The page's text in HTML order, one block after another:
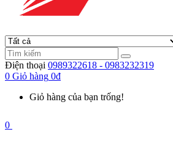
Điện thoại 0989322618 - 0983232319
0 Giỏ hàng 0đ
Giỏ hàng của bạn trống!
0